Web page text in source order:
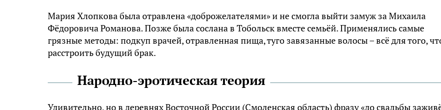
Мария Хлопкова была отравлена «доброжелателями» и не смогла выйти замуж за Михаила
Фёдоровича Романова. Позже была сослана в Тобольск вместе семьёй. Применялись самые
грязные методы: подкуп врачей, отравленная пища, туго завязанные волосы – всё для того,
расстроить будущий брак.
Народно-эротическая теория
Удивительно, но в деревнях Восточной России (Смоленская область) фразу «до свадьбы